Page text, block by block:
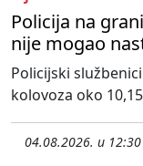
Policija na
nije mogao
Policijski
kolovoza oko
04.08.2026. u 12:30